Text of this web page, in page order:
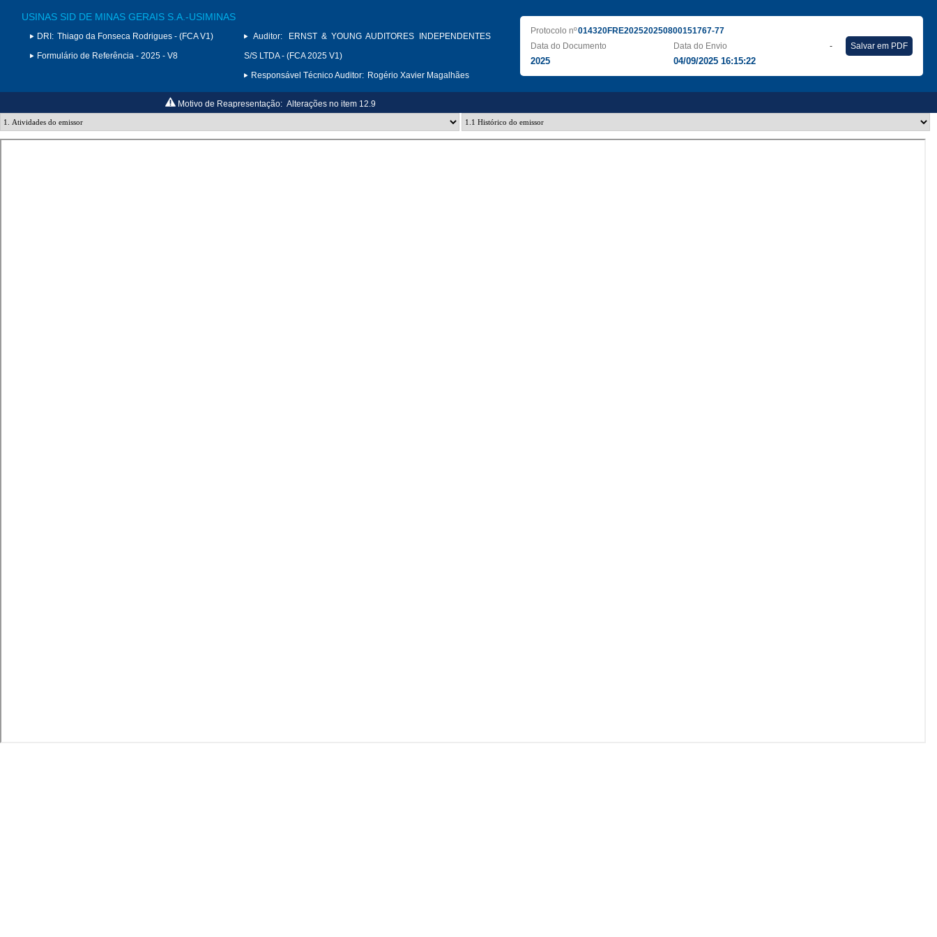
USINAS SID DE MINAS GERAIS S.A.-USIMINAS
DRI: Thiago da Fonseca Rodrigues - (FCA V1)
Formulário de Referência - 2025 - V8
Auditor:
ERNST & YOUNG AUDITORES INDEPENDENTES
S/S LTDA - (FCA 2025 V1)
Responsável Técnico Auditor: Rogério Xavier Magalhães
Protocolo nº014320FRE202520250800151767-77
Data do Documento
2025
Data do Envio
04/09/2025 16:15:22
- Salvar em PDF
Motivo de Reapresentação: Alterações no item 12.9